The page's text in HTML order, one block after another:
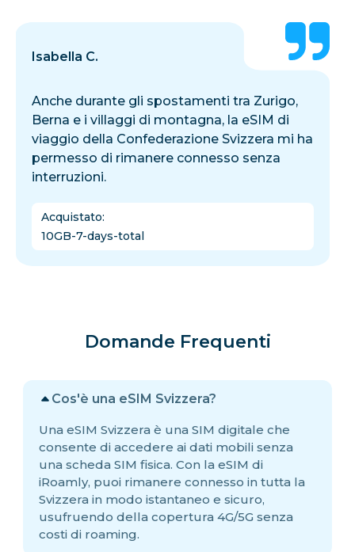
Isabella C.
Anche durante gli spostamenti tra Zurigo,
Berna e i villaggi di montagna, la eSIM di
viaggio della Confederazione Svizzera mi ha
permesso di rimanere connesso senza
interruzioni.
Acquistato:
10GB-7-days-total
Domande Frequenti
Cos'è una eSIM Svizzera?
Una eSIM Svizzera è una SIM digitale che
consente di accedere ai dati mobili senza
una scheda SIM fisica. Con la eSIM di
iRoamly, puoi rimanere connesso in tutta la
Svizzera in modo istantaneo e sicuro,
usufruendo della copertura 4G/5G senza
costi di roaming.